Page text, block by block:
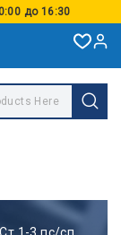
до 16:30